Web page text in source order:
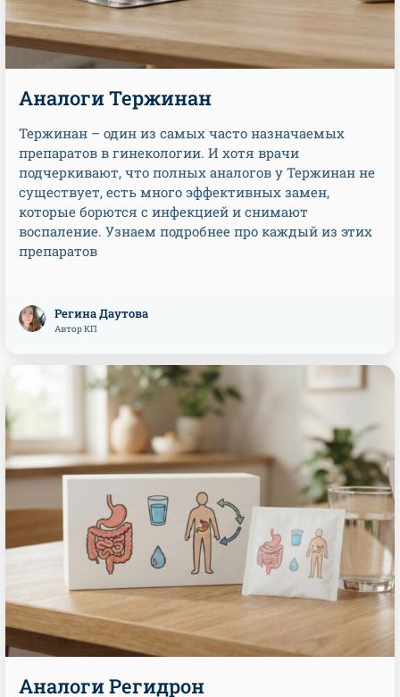
Аналоги Тержинан
Тержинан – один из самых часто назначаемых
препаратов в гинекологии. И хотя врачи
подчеркивают, что полных аналогов у Тержинан не
существует, есть много эффективных замен,
которые борются с инфекцией и снимают
воспаление. Узнаем подробнее про каждый из этих
препаратов
Регина Даутова
Автор КП
Аналоги Регидрон